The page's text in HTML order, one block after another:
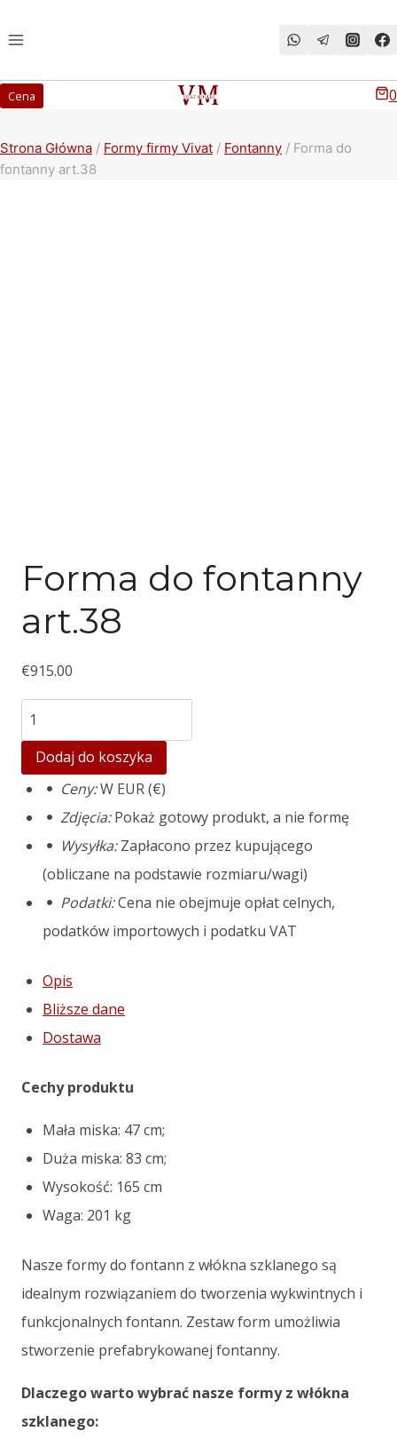
do
Cena 0
Strona Główna / Formy firmy Vivat / Fontanny / Forma do
fontanny art.38
Forma do fontanny
art.38
€915.00
ilość
Fountain
mould
art.38
Dodaj do koszyka
Ceny:W EUR (€)
Zdjęcia:Pokaż gotowy produkt, a nie formę
Wysyłka:Zapłacono przez kupującego
(obliczane na podstawie rozmiaru/wagi)
Podatki:Cena nie obejmuje opłat celnych,
podatków importowych i podatku VAT
Opis
Bliższe dane
Dostawa
Cechy produktu
Mała miska: 47 cm;
Duża miska: 83 cm;
Wysokość: 165 cm
Waga: 201 kg
Nasze formy do fontann z włókna szklanego są
idealnym rozwiązaniem do tworzenia wykwintnych i
funkcjonalnych fontann. Zestaw form umożliwia
stworzenie prefabrykowanej fontanny.
Dlaczego warto wybrać nasze formy z włókna
szklanego: